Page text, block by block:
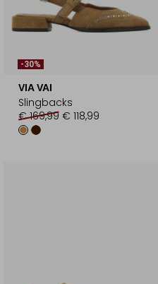
-30%
VIA VAI
Slingbacks
€ 169,99 € 118,99